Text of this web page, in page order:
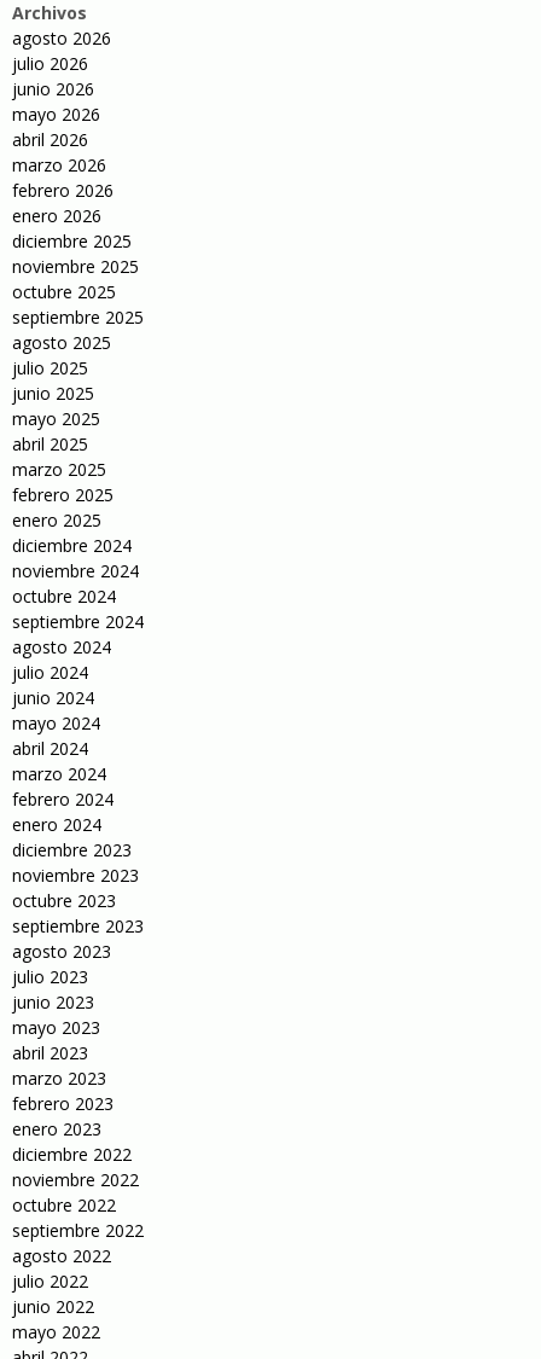
Archivos
agosto 2026
julio 2026
junio 2026
mayo 2026
abril 2026
marzo 2026
febrero 2026
enero 2026
diciembre 2025
noviembre 2025
octubre 2025
septiembre 2025
agosto 2025
julio 2025
junio 2025
mayo 2025
abril 2025
marzo 2025
febrero 2025
enero 2025
diciembre 2024
noviembre 2024
octubre 2024
septiembre 2024
agosto 2024
julio 2024
junio 2024
mayo 2024
abril 2024
marzo 2024
febrero 2024
enero 2024
diciembre 2023
noviembre 2023
octubre 2023
septiembre 2023
agosto 2023
julio 2023
junio 2023
mayo 2023
abril 2023
marzo 2023
febrero 2023
enero 2023
diciembre 2022
noviembre 2022
octubre 2022
septiembre 2022
agosto 2022
julio 2022
junio 2022
mayo 2022